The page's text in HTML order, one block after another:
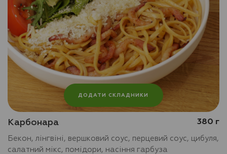
ДОДАТИ СКЛАДНИКИ
Карбонара 380 г
Бекон, лінгвіні, вершковий соус, перцевий соус, цибуля,
салатний мікс, помідори, насіння гарбуза